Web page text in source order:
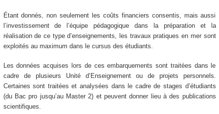
Étant donnés, non seulement les coûts financiers consentis, mais aussi
l’investissement de l’équipe pédagogique dans la préparation et la
réalisation de ce type d’enseignements, les travaux pratiques en mer sont
exploités au maximum dans le cursus des étudiants.
Les données acquises lors de ces embarquements sont traitées dans le
cadre de plusieurs Unité d’Enseignement ou de projets personnels.
Certaines sont traitées et analysées dans le cadre de stages d’étudiants
(du Bac pro jusqu’au Master 2) et peuvent donner lieu à des publications
scientifiques.